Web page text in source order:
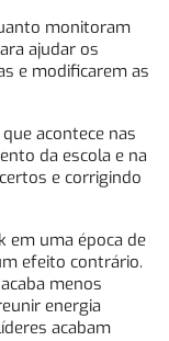
monitoram
ajudar os
e modificarem as
acontece nas
da escola e na
e corrigindo
em uma época de
efeito contrário.
menos
energia
acabam